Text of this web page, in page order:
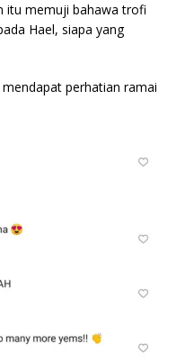
itu memuji bahawa trofi
Hael, siapa yang
perhatian ramai